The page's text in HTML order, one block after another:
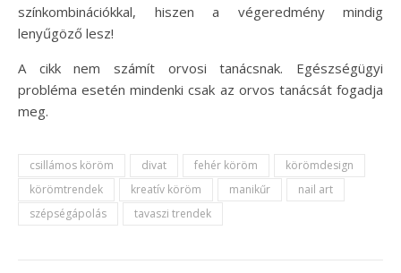
színkombinációkkal, hiszen a végeredmény mindig
lenyűgöző lesz!
A cikk nem számít orvosi tanácsnak. Egészségügyi
probléma esetén mindenki csak az orvos tanácsát fogadja
meg.
csillámos köröm divat fehér köröm
körömdesign
körömtrendek
kreatív köröm manikűr
nail art
szépségápolás
tavaszi trendek